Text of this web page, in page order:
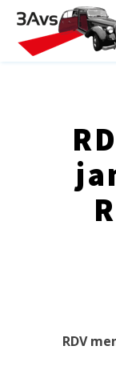
RDV